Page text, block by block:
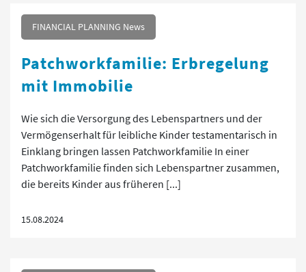
FINANCIAL PLANNING News
Patchworkfamilie: Erbregelung
mit Immobilie
Wie sich die Versorgung des Lebenspartners und der
Vermögenserhalt für leibliche Kinder testamentarisch in
Einklang bringen lassen Patchworkfamilie In einer
Patchworkfamilie finden sich Lebenspartner zusammen,
die bereits Kinder aus früheren [...]
15.08.2024